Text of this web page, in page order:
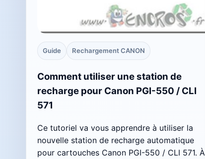
Guide Rechargement CANON
Comment utiliser une station de
recharge pour Canon PGI-550 / CLI
571
Ce tutoriel va vous apprendre à utiliser la
nouvelle station de recharge automatique
pour cartouches Canon PGI-550 / CLI 571. À